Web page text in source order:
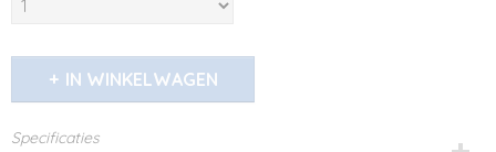
IN WINKELWAGEN
Specificaties